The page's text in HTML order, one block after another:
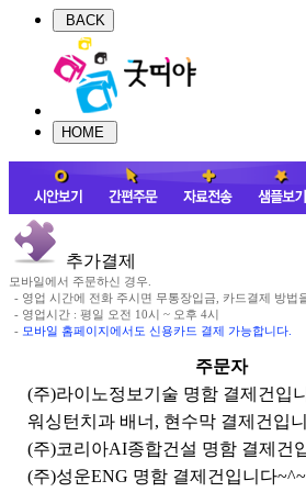
추가결제
모바일에서 주문하신 경우.
- 영업 시간에 전화 주시면 무통장입금, 카드결제 방법
- 영업시간 : 평일 오전 10시 ~ 오후 4시
- 모바일 홈페이지에서도 신용카드 결제 가능합니다.
주문자
(주)라이노정보기술 명함 결제건입
워싱턴치과 배너, 현수막 결제건입
(주)코리아AI종합건설 명함 결제건
(주)성운ENG 명함 결제건입니다